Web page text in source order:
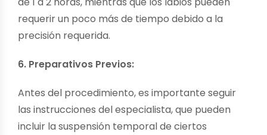
requerir un poco más de tiempo debido a la
precisión requerida.
6. Preparativos Previos:
Antes del procedimiento, es importante seguir
las instrucciones del especialista, que pueden
incluir la suspensión temporal de ciertos